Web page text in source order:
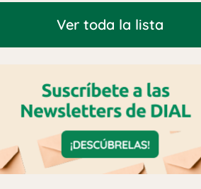
Ver toda la lista